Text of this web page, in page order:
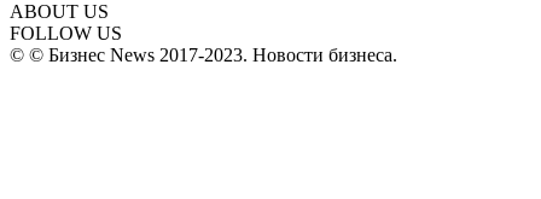
ABOUT US
FOLLOW US
© © Бизнес News 2017-2023. Новости бизнеса.